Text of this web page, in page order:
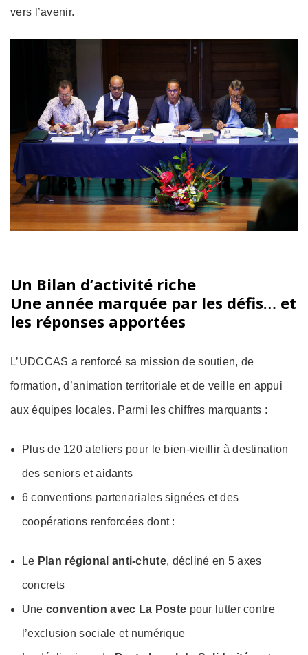
vers l’avenir.
Un Bilan d’activité riche
Une année marquée par les défis… et
les réponses apportées
L’UDCCAS a renforcé sa mission de soutien, de
formation, d’animation territoriale et de veille en appui
aux équipes locales. Parmi les chiffres marquants :
Plus de 120 ateliers pour le bien-vieillir à destination
des seniors et aidants
6 conventions partenariales signées et des
coopérations renforcées dont :
Le Plan régional anti-chute, décliné en 5 axes
concrets
Une convention avec La Poste pour lutter contre
l’exclusion sociale et numérique